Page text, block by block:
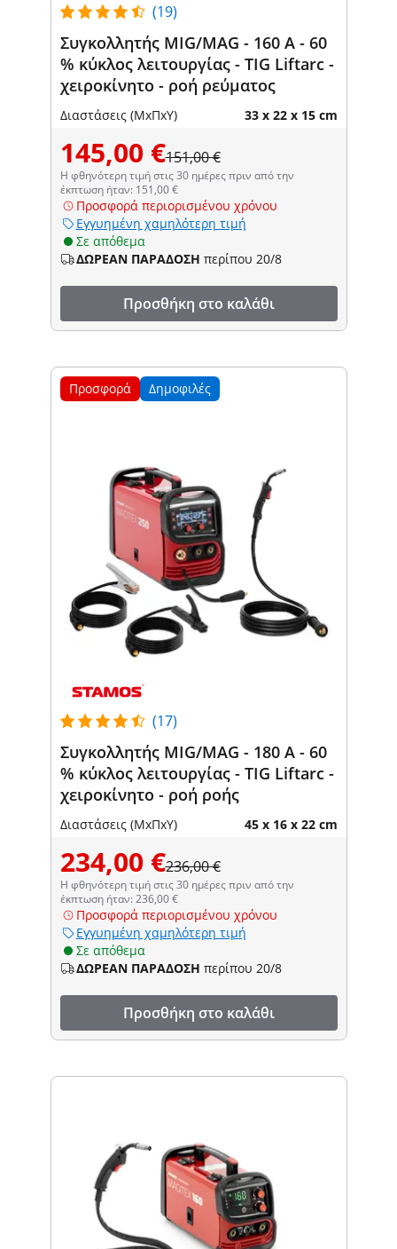
(19)
Συγκολλητής MIG/MAG - 160 A - 60
% κύκλος λειτουργίας - TIG Liftarc -
χειροκίνητο - ροή ρεύματος
Διαστάσεις (ΜxΠxΥ) 33 x 22 x 15 cm
145,00 €151,00 €
Η φθηνότερη τιμή στις 30 ημέρες πριν από την
έκπτωση ήταν: 151,00 €
Προσφορά περιορισμένου χρόνου
Εγγυημένη χαμηλότερη τιμή
Σε απόθεμα
ΔΩΡΕΑΝ ΠΑΡΑΔΟΣΗ περίπου 20/8
Προσθήκη στο καλάθι
Προσφορά Δημοφιλές
(17)
Συγκολλητής MIG/MAG - 180 A - 60
% κύκλος λειτουργίας - TIG Liftarc -
χειροκίνητο - ροή ροής
Διαστάσεις (ΜxΠxΥ) 45 x 16 x 22 cm
234,00 €236,00 €
Η φθηνότερη τιμή στις 30 ημέρες πριν από την
έκπτωση ήταν: 236,00 €
Προσφορά περιορισμένου χρόνου
Εγγυημένη χαμηλότερη τιμή
Σε απόθεμα
ΔΩΡΕΑΝ ΠΑΡΑΔΟΣΗ περίπου 20/8
Προσθήκη στο καλάθι